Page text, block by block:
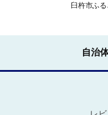
臼杵市ふ
自治